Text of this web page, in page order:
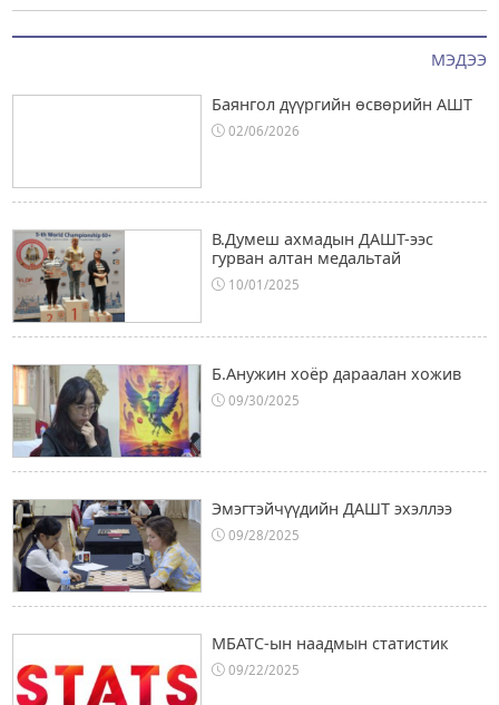
МЭДЭЭ
Баянгол дүүргийн өсвөрийн АШТ
02/06/2026
В.Думеш ахмадын ДАШТ-ээс
гурван алтан медальтай
10/01/2025
Б.Анужин хоёр дараалан хожив
09/30/2025
Эмэгтэйчүүдийн ДАШТ эхэллээ
09/28/2025
МБАТС-ын наадмын статистик
09/22/2025